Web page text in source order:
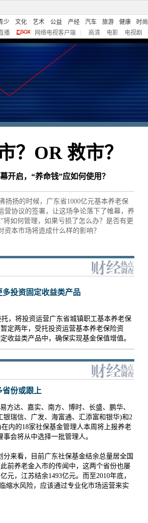
少 文化 艺术 公益 产经 汽车 旅游 健康 时尚
播 网络电视客户端 高清 电影 电视剧
？OR 救市？
开启，“养命钱”应如何使用？
扬的时候，广东省1000亿元基本养老保
营协议的签署，让这场争论落下了帷幕，养
如何管理，如果亏损了怎么办？是否有更
本市场将造成什么样的影响？
投资固定收益类产品
，将投资运营广东省城镇职工基本养老保
定两年，受托投资运营基本养老保险资
收益类产品中，确保实现基金保值增值。
省份或跟上
方达、嘉实、南方、博时、长盛、鹏华、
银瑞信、广发、海富通、汇添富和银华)和2
内的18家社保基金管理人本周将上报养老
会将从中选择一批管理人。
来看，目前广东社保基金结余总量居全国
前养老金入市的传闻中，这两个省份也屡
元，江苏结余1493亿元。而至2010年底，
缩水风险，应该通过专业化市场运营来实